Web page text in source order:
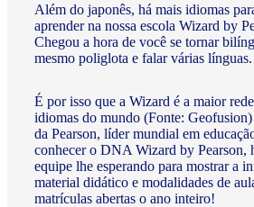
Além do japonês, há mais idiomas
aprender na nossa escola Wizard by
Chegou a hora de você se tornar
mesmo poliglota e falar várias línguas.
É por isso que a Wizard é a maior
idiomas do mundo (Fonte: Geofusion)
da Pearson, líder mundial em
conhecer o DNA Wizard by Pearson,
equipe lhe esperando para mostrar a
material didático e modalidades de
matrículas abertas o ano inteiro!